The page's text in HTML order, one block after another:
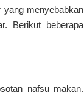
yang menyebabkan
Berikut beberapa
nafsu makan.